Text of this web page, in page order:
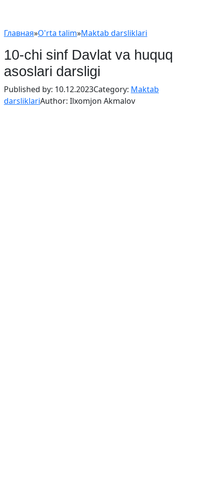
Главная»O'rta talim»Maktab darsliklari
10-chi sinf Davlat va huquq
asoslari darsligi
Published by: 10.12.2023Category: Maktab
darsliklariAuthor: Ilxomjon Akmalov